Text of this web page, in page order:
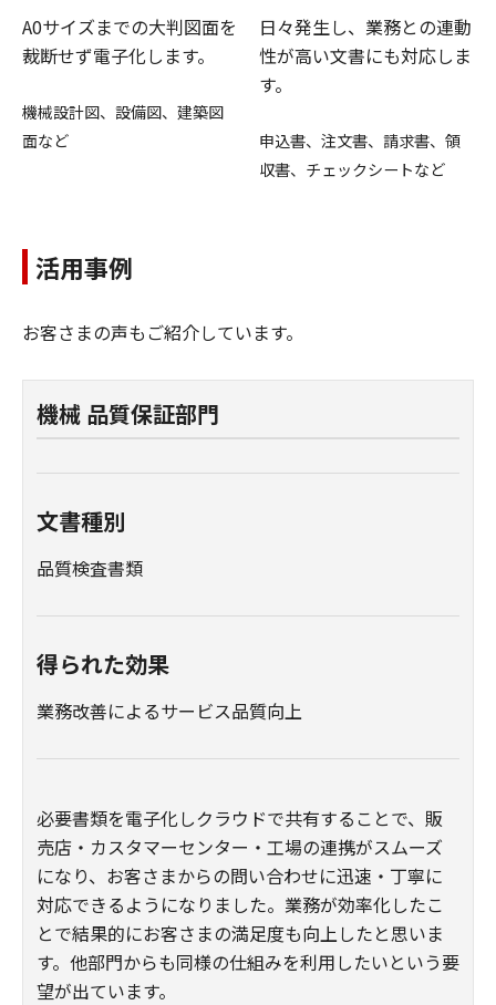
A0サイズまでの大判図面を
裁断せず電子化します。
機械設計図、設備図、建築図
面など
日々発生し、業務との連動
性が高い文書にも対応しま
す。
申込書、注文書、請求書、領
収書、チェックシートなど
活用事例
お客さまの声もご紹介しています。
機械 品質保証部門
文書種別
品質検査書類
得られた効果
業務改善によるサービス品質向上
必要書類を電子化しクラウドで共有することで、販
売店・カスタマーセンター・工場の連携がスムーズ
になり、お客さまからの問い合わせに迅速・丁寧に
対応できるようになりました。業務が効率化したこ
とで結果的にお客さまの満足度も向上したと思いま
す。他部門からも同様の仕組みを利用したいという要
望が出ています。